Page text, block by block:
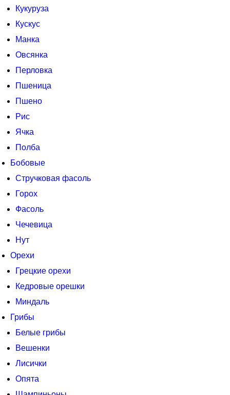
Кукуруза
Кускус
Манка
Овсянка
Перловка
Пшеница
Пшено
Рис
Ячка
Полба
Бобовые
Стручковая фасоль
Горох
Фасоль
Чечевица
Нут
Орехи
Грецкие орехи
Кедровые орешки
Миндаль
Грибы
Белые грибы
Вешенки
Лисички
Опята